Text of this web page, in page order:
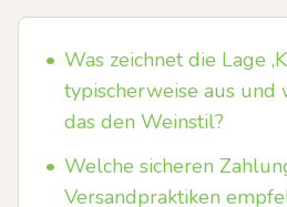
• Was zeichnet die Lage
typischerweise aus und
das den Weinstil?
• Welche sicheren
Versandpraktiken